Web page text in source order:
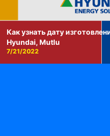
Как узнать дату
Hyundai, Mutlu
7/21/2022